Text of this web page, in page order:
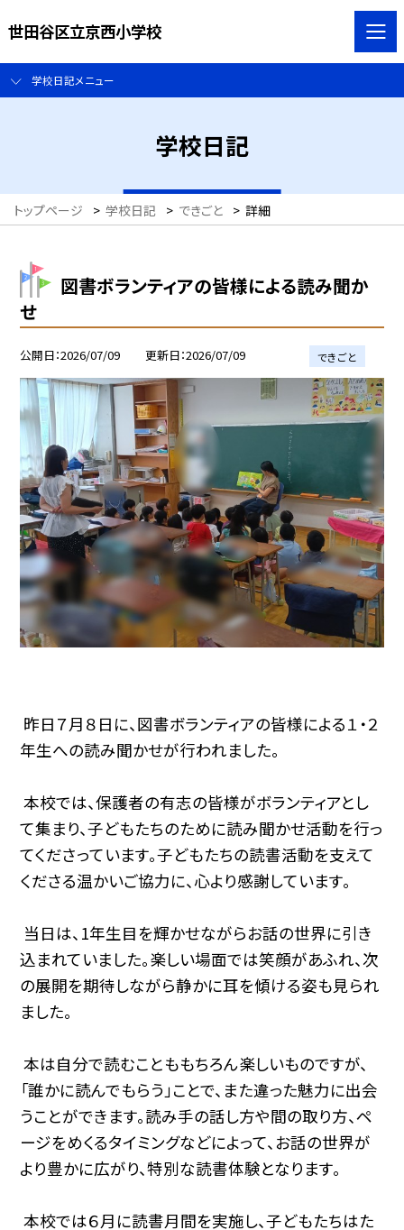
世田谷区立京西小学校
学校日記メニュー
学校日記
トップページ > 学校日記 > できごと > 詳細
図書ボランティアの皆様による読み聞か
せ
公開日 2026/07/09 更新日 2026/07/09 できごと
昨日７月８日に、図書ボランティアの皆様による１・２
年生への読み聞かせが行われました。
本校では、保護者の有志の皆様がボランティアとし
て集まり、子どもたちのために読み聞かせ活動を行っ
てくださっています。子どもたちの読書活動を支えて
くださる温かいご協力に、心より感謝しています。
当日は、1年生目を輝かせながらお話の世界に引き
込まれていました。楽しい場面では笑顔があふれ、次
の展開を期待しながら静かに耳を傾ける姿も見られ
ました。
本は自分で読むことももちろん楽しいものですが、
「誰かに読んでもらう」ことで、また違った魅力に出会
うことができます。読み手の話し方や間の取り方、ペ
ージをめくるタイミングなどによって、お話の世界が
より豊かに広がり、特別な読書体験となります。
本校では６月に読書月間を実施し、子どもたちはた